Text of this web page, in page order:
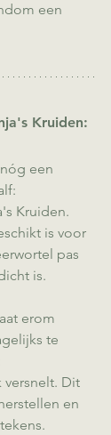
een
Kruiden:
een
Kruiden.
is voor
pas
is.
erom
te
versnelt. Dit
en